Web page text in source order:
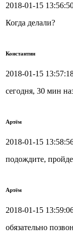
2018-01-15
Когда делали?
Константин
2018-01-15
сегодня, 30 мин
Артём
2018-01-15
подождите,
Артём
2018-01-15
обязательно